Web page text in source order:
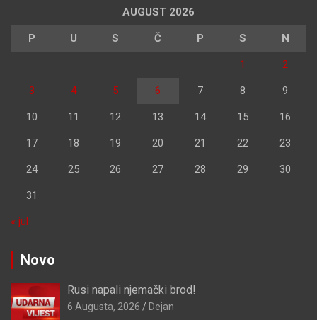
AUGUST 2026
P U S Č P S N
1 2
3 4 5 6 7 8 9
10 11 12 13 14 15 16
17 18 19 20 21 22 23
24 25 26 27 28 29 30
31
« jul
Novo
Rusi napali njemački brod!
6 Augusta, 2026 Dejan